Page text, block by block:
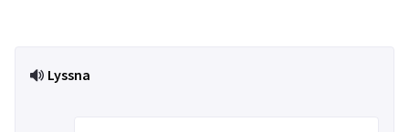
Lyssna